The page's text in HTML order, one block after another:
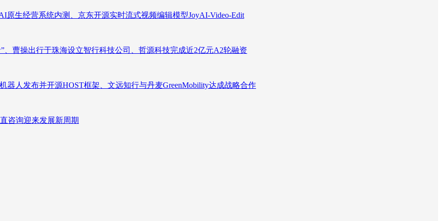
生经营系统内测、京东开源实时流式视频编辑模型JoyAI-Video-Edit
曹操出行于珠海设立智行科技公司、哲源科技完成近2亿元A2轮融资
器人发布并开源HOST框架、文远知行与丹麦GreenMobility达成战略合作
咨询迎来发展新周期